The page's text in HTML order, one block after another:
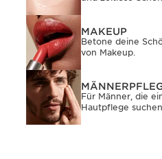
MAKEUP
Betone deine
von Makeup.
Für Männer, die
Hautpflege